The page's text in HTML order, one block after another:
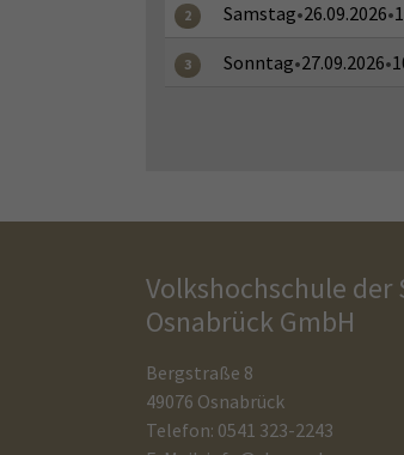
2 Samstag•26.09.2026•
3 Sonntag•27.09.2026•
Volkshochschule der
Osnabrück GmbH
Bergstraße 8
49076 Osnabrück
Telefon: 0541 323-2243